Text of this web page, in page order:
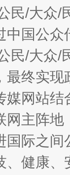
民/大众
中国公
民/大众
最终实
媒网站
网主阵
国际之
、健康